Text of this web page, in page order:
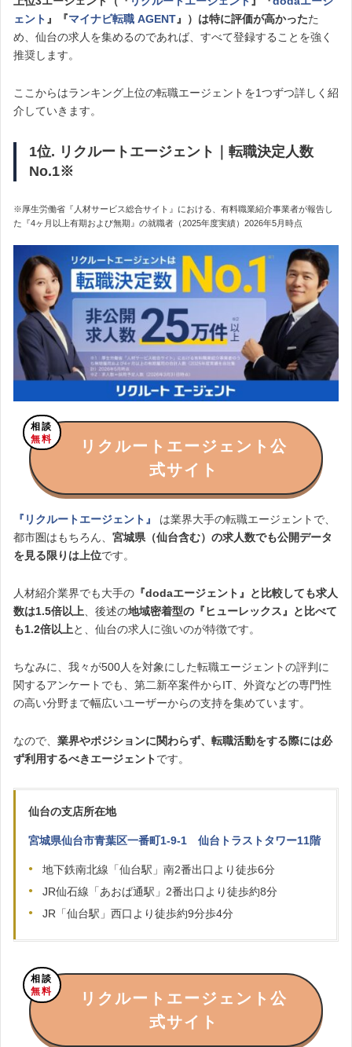
ェント』『マイナビ転職 AGENT』）は特に評価が高かったた
め、仙台の求人を集めるのであれば、すべて登録することを強く
推奨します。
ここからはランキング上位の転職エージェントを1つずつ詳しく紹
介していきます。
1位. リクルートエージェント｜転職決定人数
No.1※
※厚生労働省『人材サービス総合サイト』における、有料職業紹介事業者が報告し
た『4ヶ月以上有期および無期』の就職者（2025年度実績）2026年5月時点
相談
無料
リクルートエージェント公
式サイト
『リクルートエージェント』 は業界大手の転職エージェントで、
都市圏はもちろん、 宮城県（仙台含む）の求人数でも公開データ
を見る限りは上位です。
人材紹介業界でも大手の 『dodaエージェント』と比較しても求人
数は1.5倍以上 、後述の地域密着型の『ヒューレックス』と比べて
も1.2倍以上と、仙台の求人に強いのが特徴です。
ちなみに、我々が500人を対象にした転職エージェントの評判に
関するアンケートでも、第二新卒案件からIT、外資などの専門性
の高い分野まで幅広いユーザーからの支持を集めています。
なので、 業界やポジションに関わらず、転職活動をする際には必
ず利用するべきエージェントです。
仙台の支店所在地
宮城県仙台市青葉区一番町1-9-1 仙台トラストタワー11階
地下鉄南北線「仙台駅」南2番出口より徒歩6分
JR仙石線「あおば通駅」2番出口より徒歩約8分
JR「仙台駅」西口より徒歩約9分歩4分
相談
無料
リクルートエージェント公
式サイト